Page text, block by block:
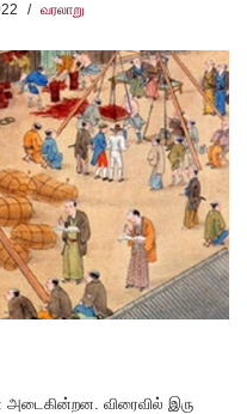
வரலாறு
அடைகின்றன. விரைவில் இரு